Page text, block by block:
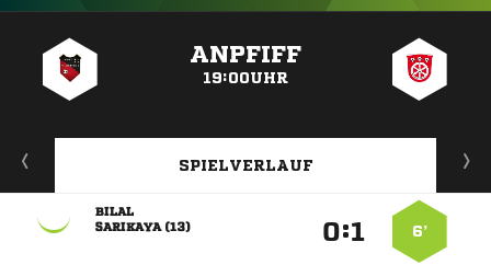
ANPFIFF
19:00UHR
SPIELVERLAUF
6’
:

 